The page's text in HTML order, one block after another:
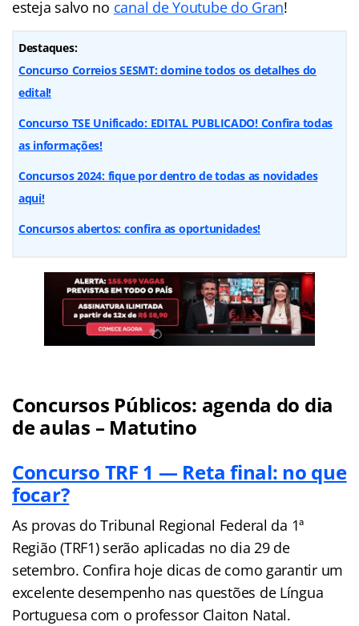
esteja salvo no canal de Youtube do Gran!
Destaques:
Concurso Correios SESMT: domine todos os detalhes do
edital!
Concurso TSE Unificado: EDITAL PUBLICADO! Confira todas
as informações!
Concursos 2024: fique por dentro de todas as novidades
aqui!
Concursos abertos: confira as oportunidades!
Concursos Públicos: agenda do dia
de aulas – Matutino
Concurso TRF 1 — Reta final: no que
focar?
As provas do Tribunal Regional Federal da 1ª
Região (TRF1) serão aplicadas no dia 29 de
setembro. Confira hoje dicas de como garantir um
excelente desempenho nas questões de Língua
Portuguesa com o professor Claiton Natal.